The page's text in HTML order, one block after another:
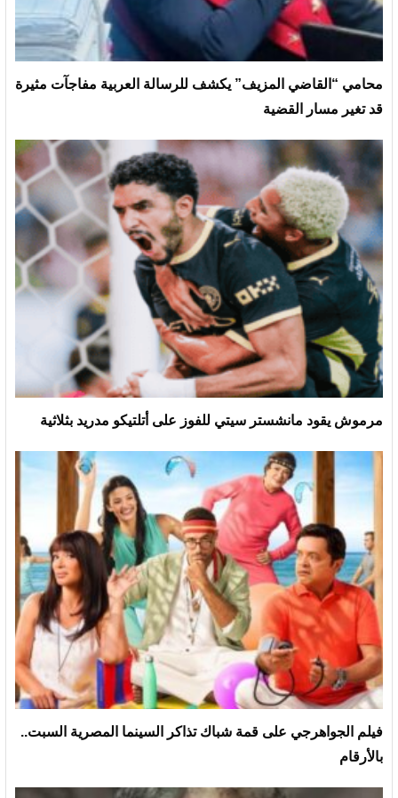
محامي “القاضي المزيف” يكشف للرسالة العربية مفاجآت مثيرة
قد تغير مسار القضية
مرموش يقود مانشستر سيتي للفوز على أتلتيكو مدريد بثلاثية
فيلم الجواهرجي على قمة شباك تذاكر السينما المصرية السبت..
بالأرقام